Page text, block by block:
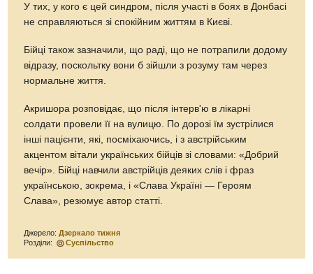
У тих, у кого є цей синдром, після участі в боях в Донбасі
не справляються зі спокійним життям в Києві.
Бійці також зазначили, що раді, що не потрапили додому
відразу, поскольтку вони б зійшли з розуму там через
нормальне життя.
Акришора розповідає, що після інтерв'ю в лікарні
солдати провели її на вулицю. По дорозі їм зустрілися
інші пацієнти, які, посміхаючись, і з австрійським
акцентом вітали українських бійців зі словами: «Добрий
вечір». Бійці навчили австрійців деяких слів і фраз
українською, зокрема, і «Слава Україні — Героям
Слава», резюмує автор статті.
Джерело:Дзеркало тижня
Розділи:
Суспільство